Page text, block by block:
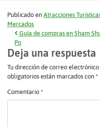
Publicado en Atracciones
Mercados
Navegación
Guía de compras en Sham
Po
Deja una respuesta
Tu dirección de correo
obligatorios están marcados con *
Comentario *